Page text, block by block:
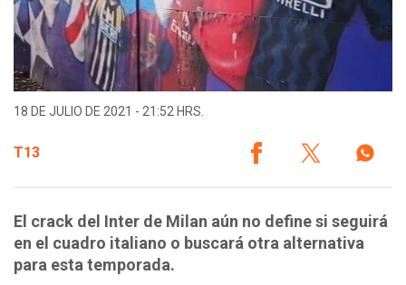
18 DE JULIO DE 2021 - 21:52 HRS.
T13
El crack del Inter de Milan aún no define si seguirá
en el cuadro italiano o buscará otra alternativa
para esta temporada.